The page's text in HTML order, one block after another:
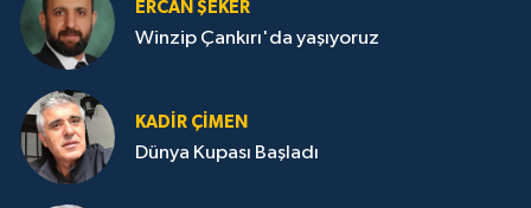
ERCAN ŞEKER
Winzip Çankırı'da yaşıyoruz
KADIR ÇIMEN
Dünya Kupası Başladı